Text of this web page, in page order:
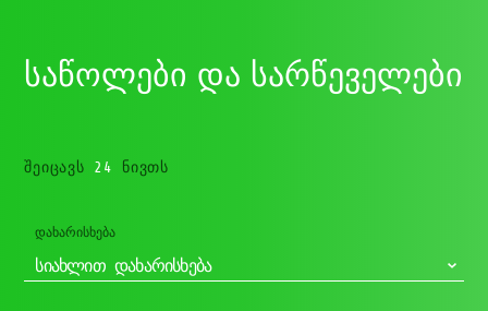
საწოლები და სარწეველები
ᲨᲔᲘᲪᲐᲕᲡ 24 ᲜᲘᲕᲗᲡ
ᲓᲐᲮᲐᲠᲘᲡᲮᲔᲑᲐ
ᲡᲘᲐᲮᲚᲘᲗ ᲓᲐᲮᲐᲠᲘᲡᲮᲔᲑᲐ